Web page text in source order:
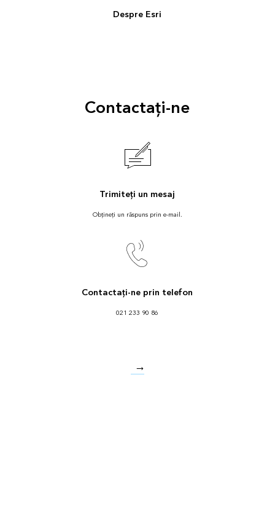
Despre Esri
Contactați-ne
Trimiteți un mesaj
Obțineți un răspuns prin e-mail.
Contactați-ne prin telefon
021 233 90 86